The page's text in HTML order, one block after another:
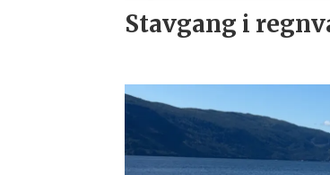
Stavgang i